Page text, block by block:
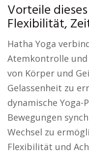
Vorteile
Flexibilität,
Hatha Yoga
Atemkontrolle
von Körper und
Gelassenheit zu
dynamische Yoga-
Bewegungen
Wechsel zu
Flexibilität und